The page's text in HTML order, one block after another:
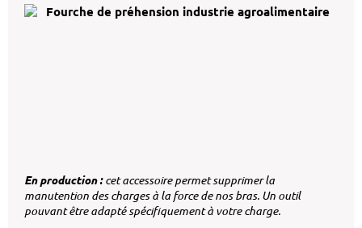
En production :cet accessoire permet supprimer la
manutention des charges à la force de nos bras. Un outil
pouvant être adapté spécifiquement à votre charge.